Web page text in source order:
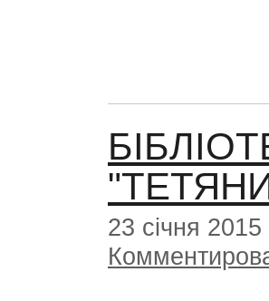
23 січня 2015